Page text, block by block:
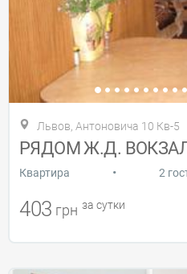
Львов, Антоновича 10 Кв-5
РЯДОМ Ж.Д.
Квартира • 2
403 грн за сутки